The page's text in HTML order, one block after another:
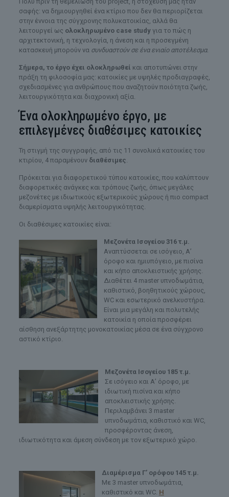
σαφής: να δημιουργηθεί ένα κτίριο που δεν θα περιορίζεται
στην έννοια της σύγχρονης πολυκατοικίας, αλλά θα
λειτουργεί ως ολοκληρωμένο case studyγια το πώς η
αρχιτεκτονική, η τεχνολογία, η άνεση και η προσεγμένη
κατασκευή μπορούν να συνδυαστούν σε ένα ενιαίο αποτέλεσμα.
Σήμερα, το έργο έχει ολοκληρωθεί και αποτυπώνει στην
πράξη τη φιλοσοφία μας: κατοικίες με υψηλές προδιαγραφές,
σχεδιασμένες για ανθρώπους που αναζητούν ποιότητα ζωής,
λειτουργικότητα και διαχρονική αξία.
Ένα ολοκληρωμένο έργο, με
επιλεγμένες διαθέσιμες κατοικίες
Τη στιγμή της συγγραφής, από τις 11 συνολικά κατοικίες του
κτιρίου, 4 παραμένουν διαθέσιμες
Πρόκειται για διαφορετικού τύπου κατοικίες, που καλύπτουν
διαφορετικές ανάγκες και τρόπους ζωής, όπως μεγάλες
μεζονέτες με ιδιωτικούς εξωτερικούς χώρους ή πιο compact
διαμερίσματα υψηλής λειτουργικότητας.
Οι διαθέσιμες κατοικίες είναι:
Μεζονέτα Ισογείου 316 τ.μ.
Αναπτύσσεται σε ισόγειο, Α’
όροφο και ημιυπόγειο, με πισίνα
και κήπο αποκλειστικής χρήσης.
Διαθέτει 4 master υπνοδωμάτια,
καθιστικό, βοηθητικούς χώρους,
WC και εσωτερικό ανελκυστήρα.
Είναι μια μεγάλη και πολυτελής
κατοικία η οποία προσφέρει
αίσθηση ανεξάρτητης μονοκατοικίας μέσα σε ένα σύγχρονο
αστικό κτίριο.
Μεζονέτα Ισογείου 185 τ.μ.
Σε ισόγειο και Α’ όροφο, με
ιδιωτική πισίνα και κήπο
αποκλειστικής χρήσης.
Περιλαμβάνει 3 master
υπνοδωμάτια, καθιστικό και WC,
προσφέροντας άνεση,
ιδιωτικότητα και άμεση σύνδεση με τον εξωτερικό χώρο.
Διαμέρισμα Γ’ ορόφου 145 τ.μ.
Με 3 master υπνοδωμάτια,
καθιστικό και WC. Η